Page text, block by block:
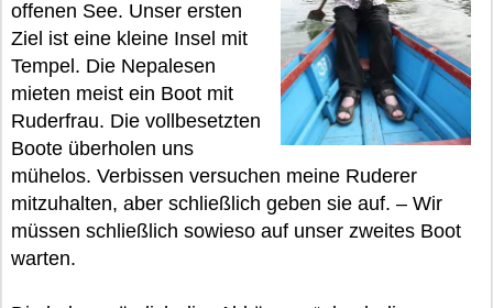
offenen See. Unser ersten
Ziel ist eine kleine Insel mit
Tempel. Die Nepalesen
mieten meist ein Boot mit
Ruderfrau. Die vollbesetzten
Boote überholen uns
mühelos. Verbissen versuchen meine Ruderer
mitzuhalten, aber schließlich geben sie auf. – Wir
müssen schließlich sowieso auf unser zweites Boot
warten.